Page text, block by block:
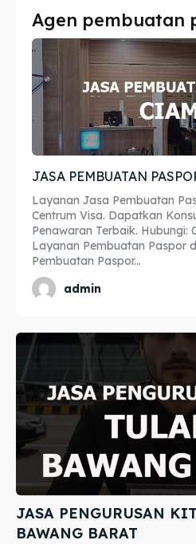
Imta
Legalisir
Penerjemah
Asuransi
Blog
Imta
Legalisir
Penerjemah
Asuransi
Blog
Agen pembuatan
JASA PEMBUATAN
Layanan Jasa Pembuatan
Centrum Visa. Dapatkan
Penawaran Terbaik. Hubungi:
Layanan Pembuatan Paspor
Pembuatan Paspor...
admin
JASA PENGURUSAN
BAWANG BARAT